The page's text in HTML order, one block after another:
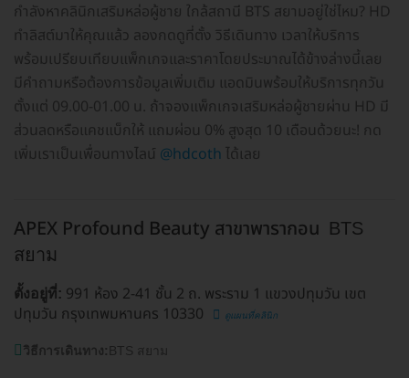
กำลังหาคลินิกเสริมหล่อผู้ชาย ใกล้สถานี BTS สยามอยู่ใช่ไหม? HD
ทำลิสต์มาให้คุณแล้ว ลองกดดูที่ตั้ง วิธีเดินทาง เวลาให้บริการ
พร้อมเปรียบเทียบแพ็กเกจและราคาโดยประมาณได้ข้างล่างนี้เลย
มีคำถามหรือต้องการข้อมูลเพิ่มเติม แอดมินพร้อมให้บริการทุกวัน
ตั้งแต่ 09.00-01.00 น. ถ้าจองแพ็กเกจเสริมหล่อผู้ชายผ่าน HD มี
ส่วนลดหรือแคชแบ็กให้ แถมผ่อน 0% สูงสุด 10 เดือนด้วยนะ! กด
เพิ่มเราเป็นเพื่อนทางไลน์ @hdcoth ได้เลย
APEX Profound Beauty สาขาพารากอน BTS
สยาม
ตั้งอยู่ที่: 991 ห้อง 2-41 ชั้น 2 ถ. พระราม 1 แขวงปทุมวัน เขต
ปทุมวัน กรุงเทพมหานคร 10330
ดูแผนที่คลินิก
วิธีการเดินทาง: BTS สยาม